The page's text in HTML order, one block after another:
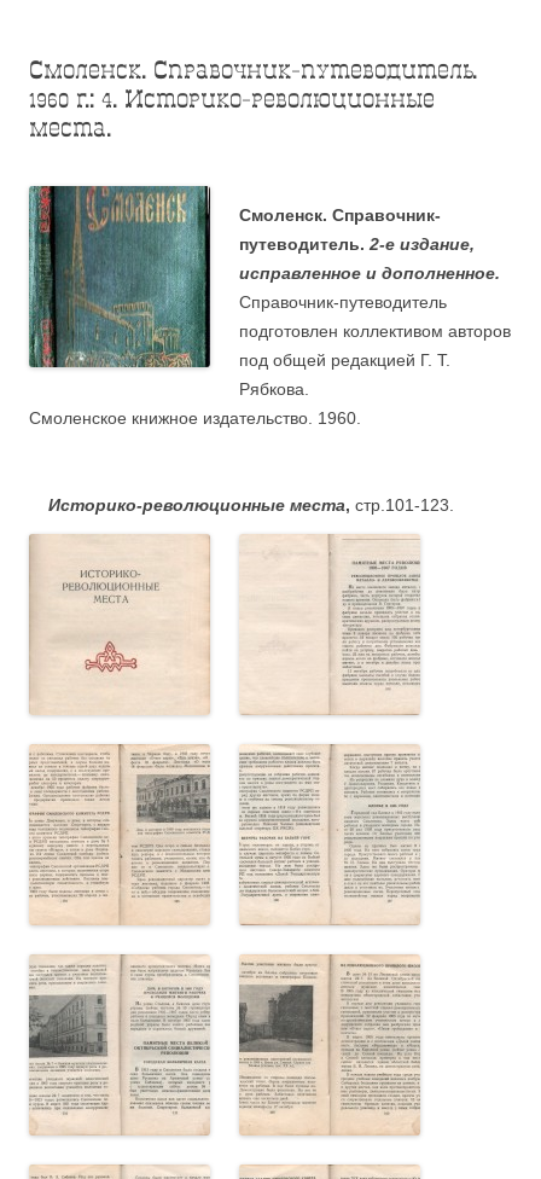
Смоленск. Справочник-путеводитель.
1960 г.: 4. Историко-революционные
места.
Смоленск. Справочник-
путеводитель. 2-е издание,
исправленное и дополненное.
Справочник-путеводитель
подготовлен коллективом авторов
под общей редакцией Г. Т.
Рябкова.
Смоленское книжное издательство. 1960.
Историко-революционные места, стр.101-123.